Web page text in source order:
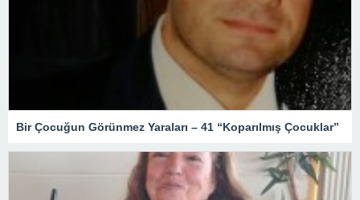
Bir Çocuğun Görünmez Yaraları – 41 “Koparılmış Çocuklar”